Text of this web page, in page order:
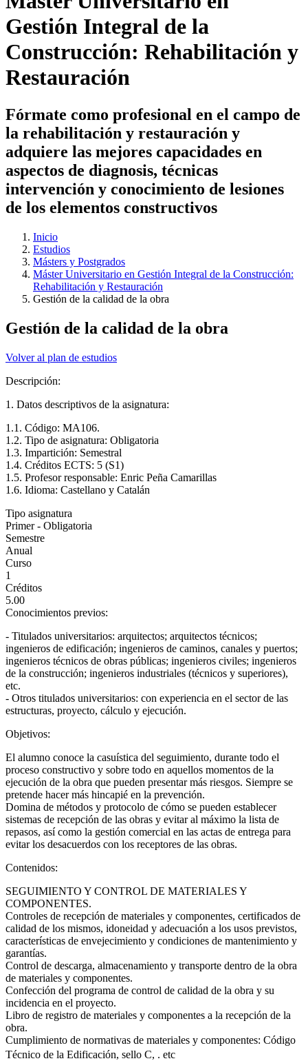
Gestión Integral de la
Construcción: Rehabilitación y
Restauración
Fórmate como profesional en el campo de
la rehabilitación y restauración y
adquiere las mejores capacidades en
aspectos de diagnosis, técnicas
intervención y conocimiento de lesiones
de los elementos constructivos
Inicio
Estudios
Másters y Postgrados
Máster Universitario en Gestión Integral de la Construcción:
Rehabilitación y Restauración
Gestión de la calidad de la obra
Gestión de la calidad de la obra
Volver al plan de estudios
Descripción:
1. Datos descriptivos de la asignatura:
1.1. Código: MA106.
1.2. Tipo de asignatura: Obligatoria
1.3. Impartición: Semestral
1.4. Créditos ECTS: 5 (S1)
1.5. Profesor responsable: Enric Peña Camarillas
1.6. Idioma: Castellano y Catalán
Tipo asignatura
Primer - Obligatoria
Semestre
Anual
Curso
1
Créditos
5.00
Conocimientos previos:
- Titulados universitarios: arquitectos; arquitectos técnicos;
ingenieros de edificación; ingenieros de caminos, canales y puertos;
ingenieros técnicos de obras públicas; ingenieros civiles; ingenieros
de la construcción; ingenieros industriales (técnicos y superiores),
etc.
- Otros titulados universitarios: con experiencia en el sector de las
estructuras, proyecto, cálculo y ejecución.
Objetivos:
El alumno conoce la casuística del seguimiento, durante todo el
proceso constructivo y sobre todo en aquellos momentos de la
ejecución de la obra que pueden presentar más riesgos. Siempre se
pretende hacer más hincapié en la prevención.
Domina de métodos y protocolo de cómo se pueden establecer
sistemas de recepción de las obras y evitar al máximo la lista de
repasos, así como la gestión comercial en las actas de entrega para
evitar los desacuerdos con los receptores de las obras.
Contenidos:
SEGUIMIENTO Y CONTROL DE MATERIALES Y
COMPONENTES.
Controles de recepción de materiales y componentes, certificados de
calidad de los mismos, idoneidad y adecuación a los usos previstos,
características de envejecimiento y condiciones de mantenimiento y
garantías.
Control de descarga, almacenamiento y transporte dentro de la obra
de materiales y componentes.
Confección del programa de control de calidad de la obra y su
incidencia en el proyecto.
Libro de registro de materiales y componentes a la recepción de la
obra.
Cumplimiento de normativas de materiales y componentes: Código
Técnico de la Edificación, sello C, . etc